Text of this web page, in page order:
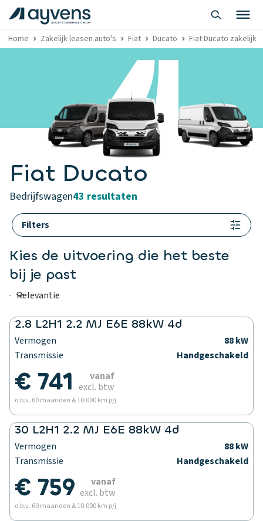
Home Zakelijk leasen auto's Fiat Ducato Fiat Ducato zakelijk
Fiat Ducato
bedrijfswagen43 resultaten
Filters
Kies de uitvoering die het beste
bij je past
2.8 L2H1 2.2 MJ E6E 88kW 4d
Vermogen
88 kW
Transmissie
Handgeschakeld
€ 741
vanaf
excl. btw
o.b.v. 60 maanden & 10.000 km p/j
30 L2H1 2.2 MJ E6E 88kW 4d
Vermogen
88 kW
Transmissie
Handgeschakeld
€ 759
vanaf
excl. btw
o.b.v. 60 maanden & 10.000 km p/j